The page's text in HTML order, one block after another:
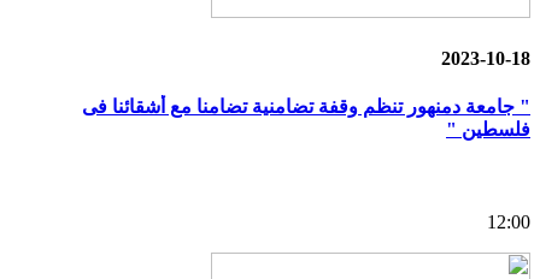
2023-10-18
" جامعة دمنهور تنظم وقفة تضامنية تضامنا مع أشقائنا فى
فلسطين "
12:00